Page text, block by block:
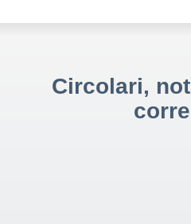
Circolari,